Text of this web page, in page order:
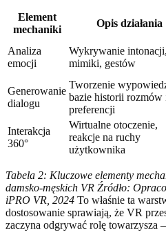
Element
mechaniki
Opis działania
Analiza
emocji
Wykrywanie intonacji,
mimiki, gestów
Generowanie
dialogu
Tworzenie
bazie historii rozmów
preferencji
Interakcja
360°
Wirtualne otoczenie,
reakcje na ruchy
użytkownika
Tabela 2: Kluczowe elementy
damsko-męskich VR Źródło:
iPRO VR, 2024 To właśnie ta
dostosowanie sprawiają, że VR
zaczyna odgrywać rolę towarzysza